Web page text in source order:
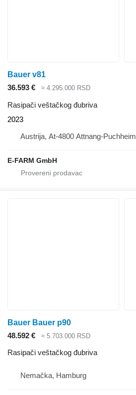
Bauer v81
36.593 €
≈ 4.295.000 RSD
Rasipači veštačkog đubriva
2023
Austrija, At-4800 Attnang-Puchheim
E-FARM GmbH
Bauer Bauer p90
48.592 €
≈ 5.703.000 RSD
Rasipači veštačkog đubriva
Nemačka, Hamburg